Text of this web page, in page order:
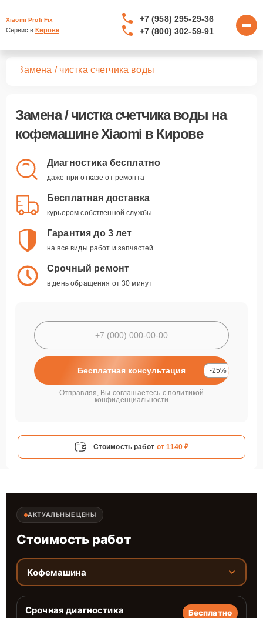
Xiaomi Profi Fix
Сервис в Кирове
+7 (958) 295-29-36
+7 (800) 302-59-91
Замена / чистка счетчика воды
Замена / чистка счетчика воды на
кофемашине Xiaomi в Кирове
Диагностика бесплатно
даже при отказе от ремонта
Бесплатная доставка
курьером собственной службы
Гарантия до 3 лет
на все виды работ и запчастей
Срочный ремонт
в день обращения от 30 минут
Бесплатная консультация -25%
Отправляя, Вы соглашаетесь с политикой
конфиденциальности
Стоимость работ от 1140 ₽
АКТУАЛЬНЫЕ ЦЕНЫ
Стоимость работ
Кофемашина
Срочная диагностика Бесплатно